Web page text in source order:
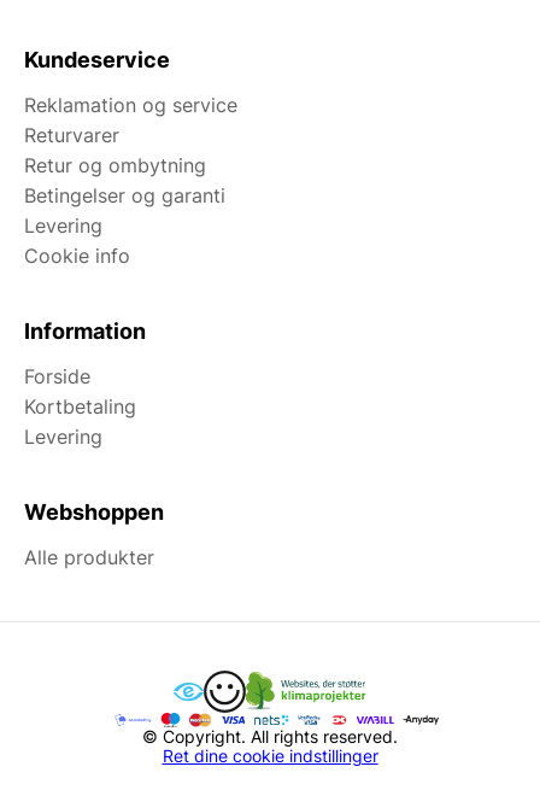
Kundeservice
Reklamation og service
Returvarer
Retur og ombytning
Betingelser og garanti
Levering
Cookie info
Information
Forside
Kortbetaling
Levering
Webshoppen
Alle produkter
© Copyright. All rights reserved.
Ret dine cookie indstillinger